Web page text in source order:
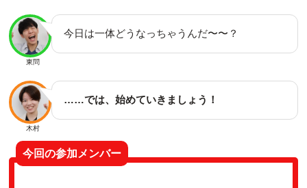
東問
今日は一体どうなっちゃうんだ〜〜？
木村
……では、始めていきましょう！
今回の参加メンバー